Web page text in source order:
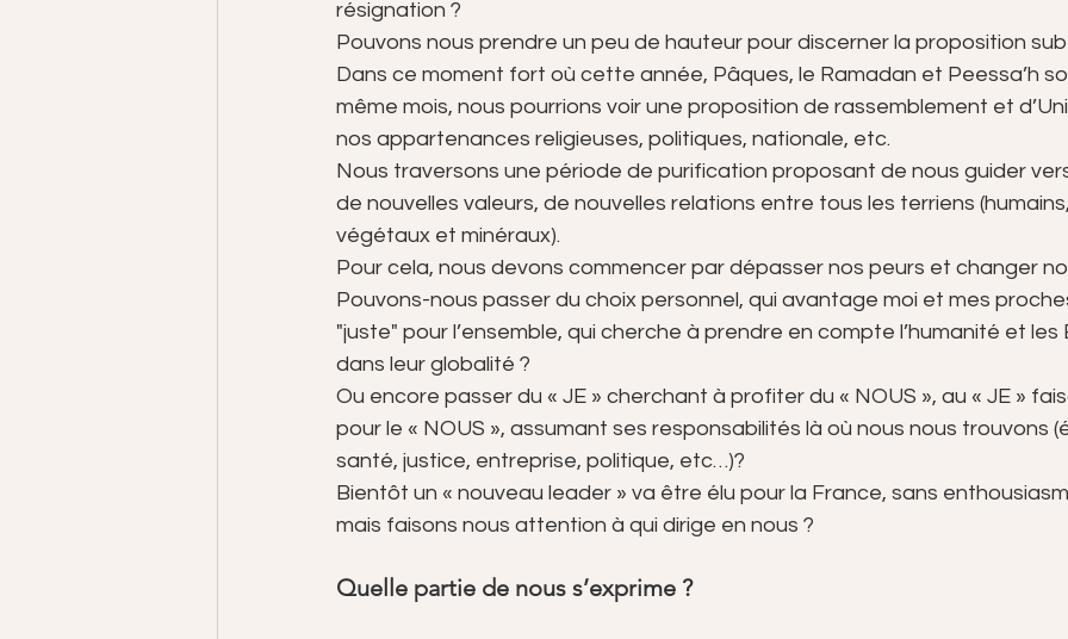
résignation ?
Pouvons nous prendre un peu de hauteur pour discerner la proposition
Dans ce moment fort où cette année, Pâques, le Ramadan et Peessa’h
même mois, nous pourrions voir une proposition de rassemblement et
nos appartenances religieuses, politiques, nationale, etc.
Nous traversons une période de purification proposant de nous guider
de nouvelles valeurs, de nouvelles relations entre tous les terriens
végétaux et minéraux).
Pour cela, nous devons commencer par dépasser nos peurs et changer
Pouvons-nous passer du choix personnel, qui avantage moi et mes
"juste" pour l’ensemble, qui cherche à prendre en compte l’humanité et les
dans leur globalité ?
Ou encore passer du « JE » cherchant à profiter du « NOUS », au « JE »
pour le « NOUS », assumant ses responsabilités là où nous nous trouvons
santé, justice, entreprise, politique, etc…)?
Bientôt un « nouveau leader » va être élu pour la France, sans
mais faisons nous attention à qui dirige en nous ?
Quelle partie de nous s’exprime ?